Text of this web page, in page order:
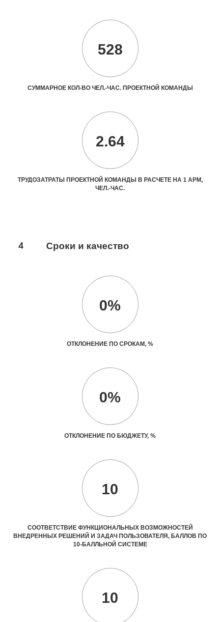
528
СУММАРНОЕ КОЛ-ВО ЧЕЛ.-ЧАС. ПРОЕКТНОЙ КОМАНДЫ
2.64
ТРУДОЗАТРАТЫ ПРОЕКТНОЙ КОМАНДЫ В РАСЧЕТЕ НА 1 АРМ,
ЧЕЛ.-ЧАС.
4 Сроки и качество
0%
ОТКЛОНЕНИЕ ПО СРОКАМ, %
0%
ОТКЛОНЕНИЕ ПО БЮДЖЕТУ, %
10
СООТВЕТСТВИЕ ФУНКЦИОНАЛЬНЫХ ВОЗМОЖНОСТЕЙ
ВНЕДРЕННЫХ РЕШЕНИЙ И ЗАДАЧ ПОЛЬЗОВАТЕЛЯ, БАЛЛОВ ПО
10-БАЛЛЬНОЙ СИСТЕМЕ
10